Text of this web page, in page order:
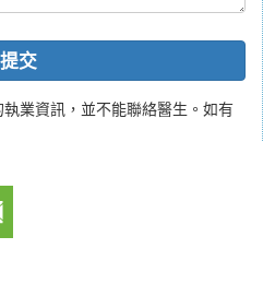
提交
業資訊，並不能聯絡醫生。如有